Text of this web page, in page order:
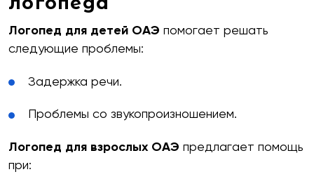
Логопед для детей ОАЭ помогает решать
следующие проблемы:
Задержка речи.
Проблемы со звукопроизношением.
Логопед для взрослых ОАЭ предлагает помощь
при: